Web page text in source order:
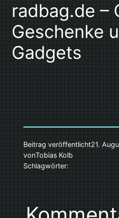
radbag.de –
Geschenke
Gadgets
Beitrag veröffentlicht21.
vonTobias Kolb
Schlagwörter: